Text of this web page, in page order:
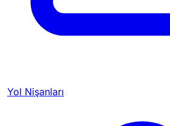
Yol Nişanları